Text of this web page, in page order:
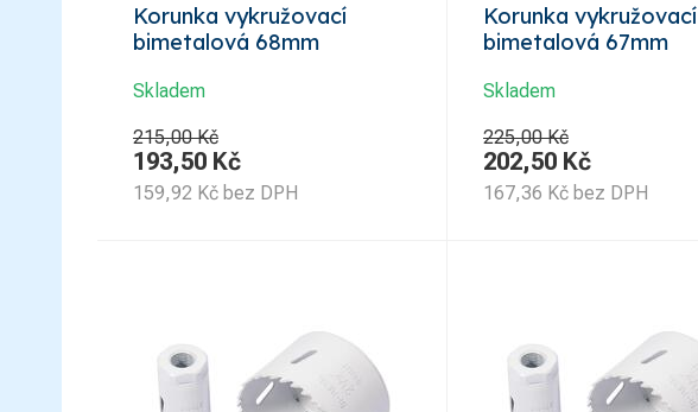
Korunka vykružovací
bimetalová 68mm
Skladem
215,00 Kč
193,50 Kč
159,92 Kč bez DPH
Korunka vykružovací
bimetalová 67mm
Skladem
225,00 Kč
202,50 Kč
167,36 Kč bez DPH